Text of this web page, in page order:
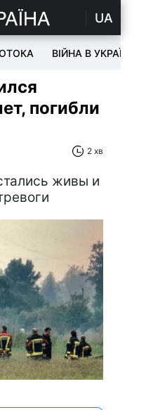
UA
ВІЙНА В УКРАЇНІ
погибли
2 хв
живы и